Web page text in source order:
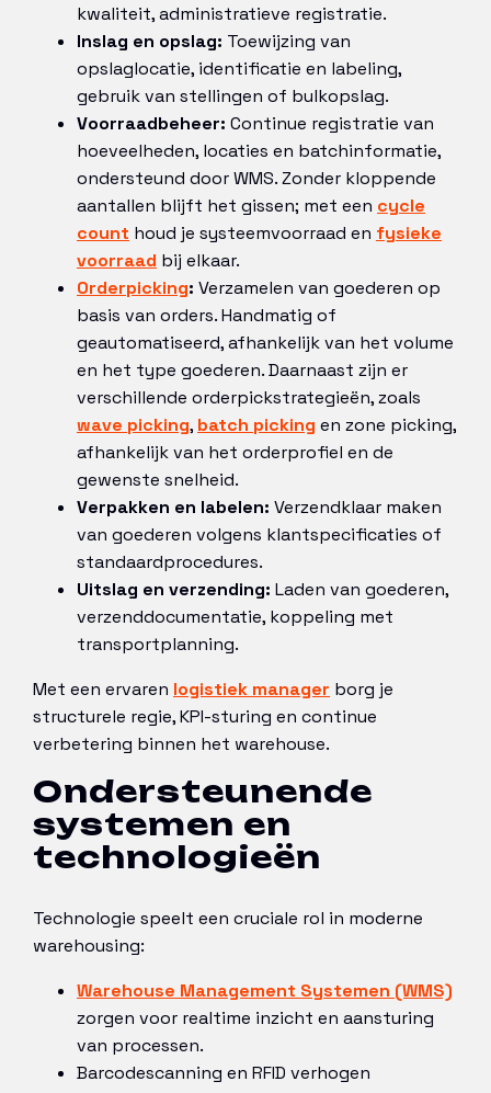
kwaliteit, administratieve registratie.
Inslag en opslag: Toewijzing van
opslaglocatie, identificatie en labeling,
gebruik van stellingen of bulkopslag.
Voorraadbeheer: Continue registratie van
hoeveelheden, locaties en batchinformatie,
ondersteund door WMS. Zonder kloppende
aantallen blijft het gissen; met een cycle
count houd je systeemvoorraad en fysieke
voorraad bij elkaar.
Orderpicking: Verzamelen van goederen op
basis van orders. Handmatig of
geautomatiseerd, afhankelijk van het volume
en het type goederen. Daarnaast zijn er
verschillende orderpickstrategieën, zoals
wave picking, batch picking en zone picking,
afhankelijk van het orderprofiel en de
gewenste snelheid.
Verpakken en labelen: Verzendklaar maken
van goederen volgens klantspecificaties of
standaardprocedures.
Uitslag en verzending: Laden van goederen,
verzenddocumentatie, koppeling met
transportplanning.
Met een ervaren logistiek manager borg je
structurele regie, KPI-sturing en continue
verbetering binnen het warehouse.
Ondersteunende
systemen en
technologieën
Technologie speelt een cruciale rol in moderne
warehousing:
Warehouse Management Systemen (WMS)
zorgen voor realtime inzicht en aansturing
van processen.
Barcodescanning en RFID verhogen